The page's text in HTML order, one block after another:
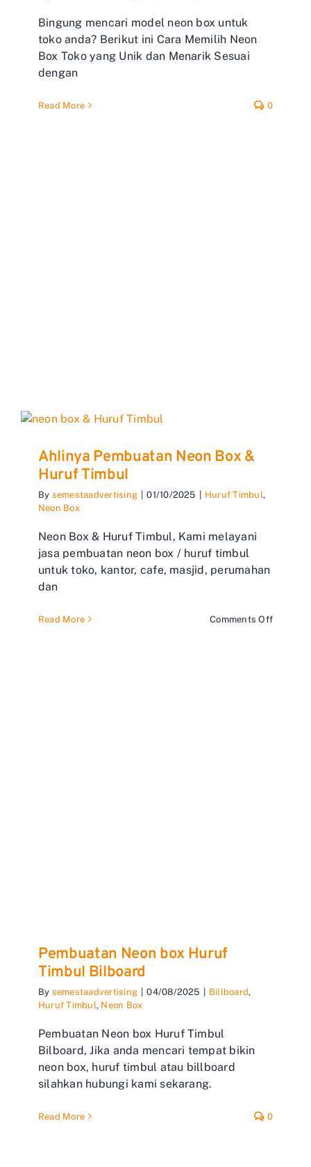
Bingung mencari model neon box untuk
toko anda? Berikut ini Cara Memilih Neon
Box Toko yang Unik dan Menarik Sesuai
dengan
Read More 0
Ahlinya Pembuatan Neon Box &
Huruf Timbul
By semestaadvertising 01/10/2025 Huruf Timbul,
Neon Box
Neon Box & Huruf Timbul, Kami melayani
jasa pembuatan neon box / huruf timbul
untuk toko, kantor, cafe, masjid, perumahan
dan
Read More Comments Offon
Pembuatan Neon box Huruf
Timbul Bilboard
By semestaadvertising 04/08/2025 Billboard,
Huruf Timbul, Neon Box
Pembuatan Neon box Huruf Timbul
Bilboard, Jika anda mencari tempat bikin
neon box, huruf timbul atau billboard
silahkan hubungi kami sekarang.
Read More 0